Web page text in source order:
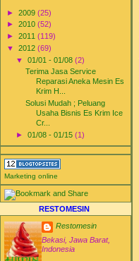
► 2009 (25)
► 2010 (52)
► 2011 (119)
▼ 2012 (69)
▼01/01 - 01/08(2)
Terima Jasa Service
Reparasi Aneka Mesin Es
Krim H...
Solusi Mudah ; Peluang
Usaha Bisnis Es Krim Ice
Cr...
►01/08 - 01/15(1)
►01/15 - 01/22(1)
►01/22 - 01/29(1)
►01/29 - 02/05
02/05 - 02/12
►02/19 - 02/26(11)
►02/26 - 03/04(6)
►12/30 - 01/06(40)
►2013(51)
►2014(51)
►2015(16)
Marketing online
RESTOMESIN
Restomesin
Bekasi, Jawa Barat,
Indonesia